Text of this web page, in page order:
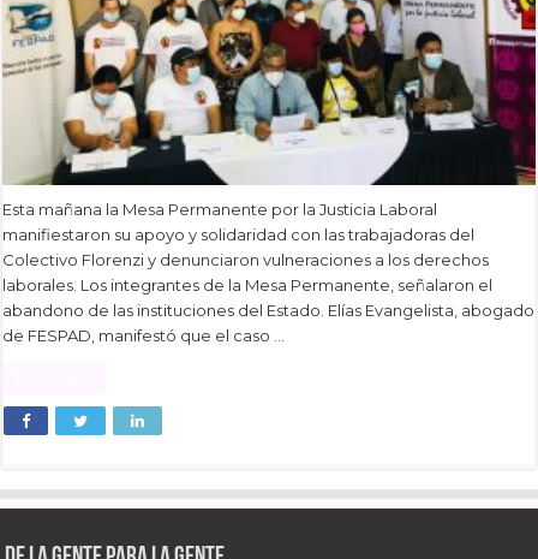
Esta mañana la Mesa Permanente por la Justicia Laboral
manifiestaron su apoyo y solidaridad con las trabajadoras del
Colectivo Florenzi y denunciaron vulneraciones a los derechos
laborales. Los integrantes de la Mesa Permanente, señalaron el
abandono de las instituciones del Estado. Elías Evangelista, abogado
de FESPAD, manifestó que el caso …